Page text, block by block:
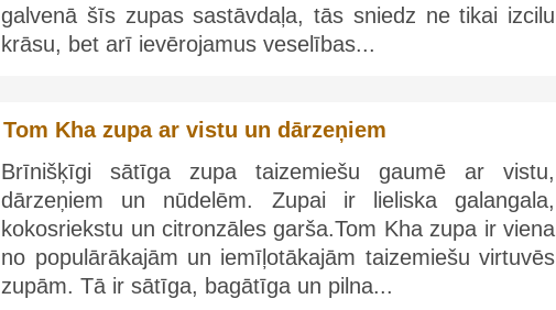
galvenā šīs zupas sastāvdaļa, tās sniedz ne tikai izcilu
krāsu, bet arī ievērojamus veselības...
Tom Kha zupa ar vistu un dārzeņiem
Brīnišķīgi sātīga zupa taizemiešu gaumē ar vistu,
dārzeņiem un nūdelēm. Zupai ir lieliska galangala,
kokosriekstu un citronzāles garša.Tom Kha zupa ir viena
no populārākajām un iemīļotākajām taizemiešu virtuvēs
zupām. Tā ir sātīga, bagātīga un pilna...